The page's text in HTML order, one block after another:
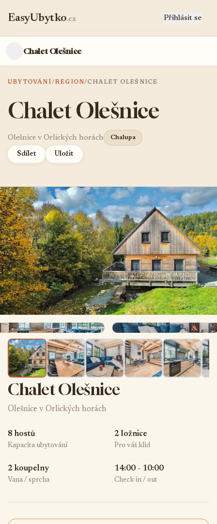
EasyUbytko.cz Přihlásit se
Chalet Olešnice
UBYTOVÁNÍ/REGION/CHALET OLEŠNICE
Chalet Olešnice
Olešnice v Orlických horách Chalupa
Sdílet Uložit
Chalet Olešnice
Olešnice v Orlických horách
8 hostů
Kapacita ubytování
2 ložnice
Pro váš klid
2 koupelny
Vana / sprcha
14:00 - 10:00
Check-in / out